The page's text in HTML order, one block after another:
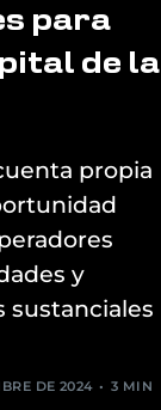
para
de la
propia
y
sustanciales
DE 2024 3 MIN